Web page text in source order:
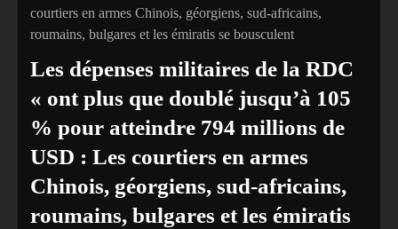
courtiers en armes Chinois, géorgiens, sud-africains,
roumains, bulgares et les émiratis se bousculent
Les dépenses militaires de la RDC
« ont plus que doublé jusqu’à 105
% pour atteindre 794 millions de
USD : Les courtiers en armes
Chinois, géorgiens, sud-africains,
roumains, bulgares et les émiratis